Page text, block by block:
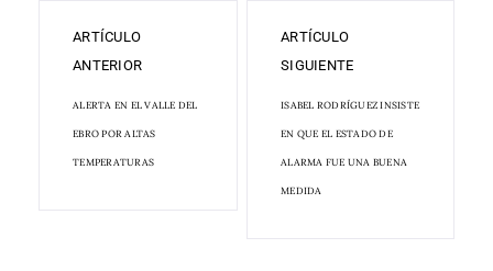
ARTÍCULO
ANTERIOR
ALERTA EN EL VALLE DEL
EBRO POR ALTAS
TEMPERATURAS
ARTÍCULO
SIGUIENTE
ISABEL RODRÍGUEZ INSISTE
EN QUE EL ESTADO DE
ALARMA FUE UNA BUENA
MEDIDA